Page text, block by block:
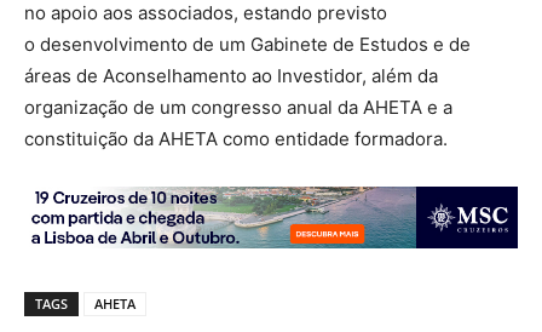
no apoio aos associados, estando previsto
o desenvolvimento de um Gabinete de Estudos e de
áreas de Aconselhamento ao Investidor, além da
organização de um congresso anual da AHETA e a
constituição da AHETA como entidade formadora.
TAGS AHETA